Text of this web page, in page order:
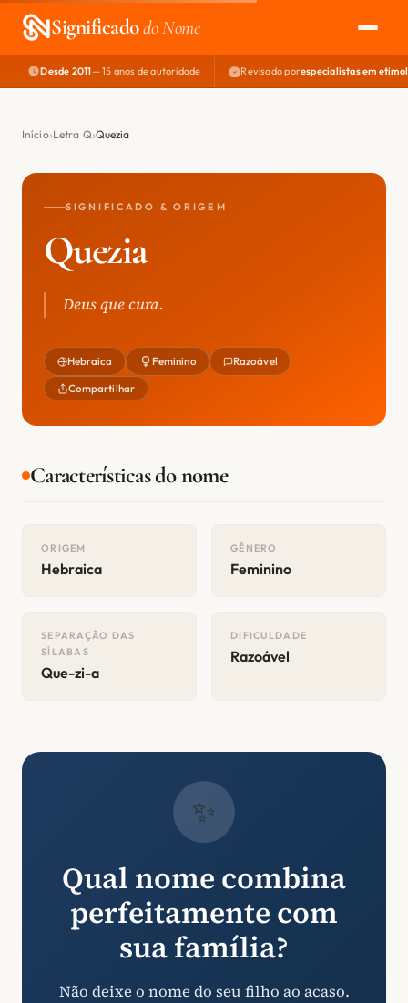
Significadodo Nome
EXPLORAR
NOME PERFEITO
Desde 2011— 15 anos de autoridade Revisado porespecialistas em
Início Letra Q Quezia
SIGNIFICADO & ORIGEM
Quezia
Deus que cura.
Hebraica Feminino Razoável
Compartilhar
Características do nome
ORIGEM
Hebraica
GÊNERO
Feminino
SEPARAÇÃO DAS
SÍLABAS
Que-zi-a
DIFICULDADE
Razoável
✨
Qual nome combina
perfeitamente com
sua família?
Não deixe o nome do seu filho ao acaso.